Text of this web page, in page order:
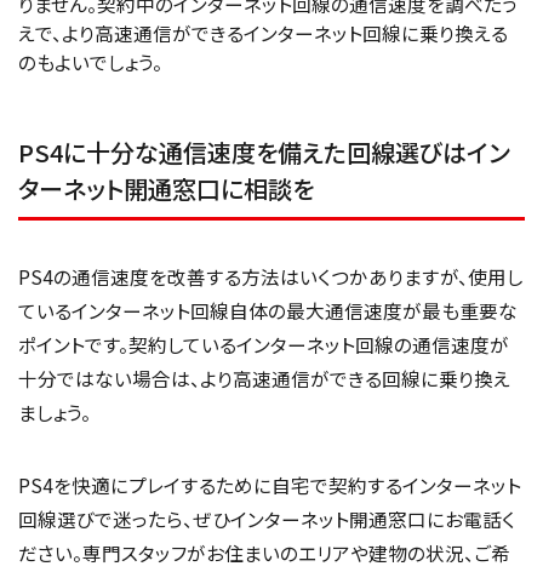
えで、より高速通信ができるインターネット回線に乗り換える
のもよいでしょう。
PS4に十分な通信速度を備えた回線選びはイン
ターネット開通窓口に相談を
PS4の通信速度を改善する方法はいくつかありますが、使用し
ているインターネット回線自体の最大通信速度が最も重要な
ポイントです。契約しているインターネット回線の通信速度が
十分ではない場合は、より高速通信ができる回線に乗り換え
ましょう。
PS4を快適にプレイするために自宅で契約するインターネット
回線選びで迷ったら、ぜひインターネット開通窓口にお電話く
ださい。専門スタッフがお住まいのエリアや建物の状況、ご希